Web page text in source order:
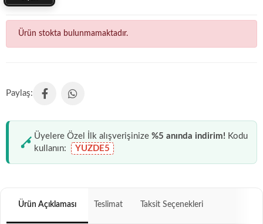
Ürün stokta bulunmamaktadır.
Üyelere Özel İlk alışverişinize %5 anında indirim! Kodu
kullanın:
YUZDE5
Ürün Açıklaması Teslimat Taksit Seçenekleri